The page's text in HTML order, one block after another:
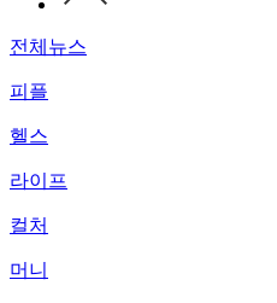
전체뉴스
피플
헬스
라이프
컬처
머니